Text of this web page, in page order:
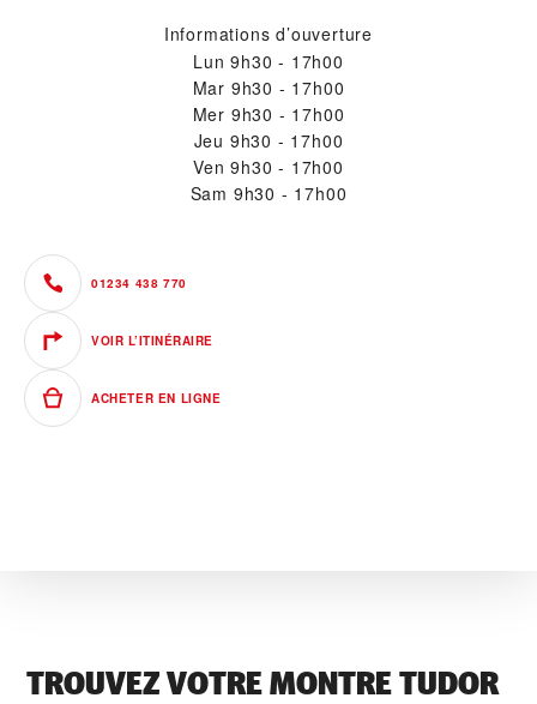
Informations d’ouverture
Lun 9h30 - 17h00
Mar 9h30 - 17h00
Mer 9h30 - 17h00
Jeu 9h30 - 17h00
Ven 9h30 - 17h00
Sam 9h30 - 17h00
01234 438 770
VOIR L’ITINÉRAIRE
ACHETER EN LIGNE
TROUVEZ VOTRE MONTRE TUDOR